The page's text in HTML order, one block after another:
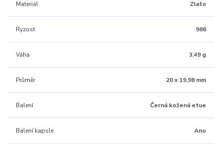
Materiál Zlato
Ryzost 986
Váha 3,49 g
Průměr 20 x 19,98 mm
Balení Černá kožená etue
Balení kapsle Ano